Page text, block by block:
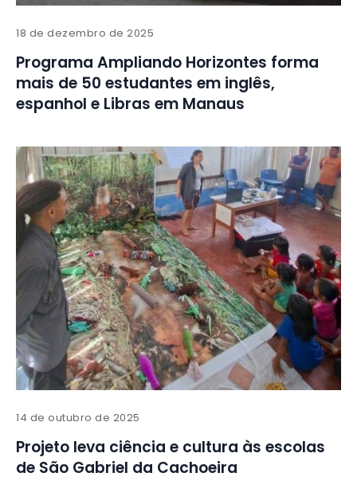
18 de dezembro de 2025
Programa Ampliando Horizontes forma
mais de 50 estudantes em inglês,
espanhol e Libras em Manaus
14 de outubro de 2025
Projeto leva ciência e cultura às escolas
de São Gabriel da Cachoeira